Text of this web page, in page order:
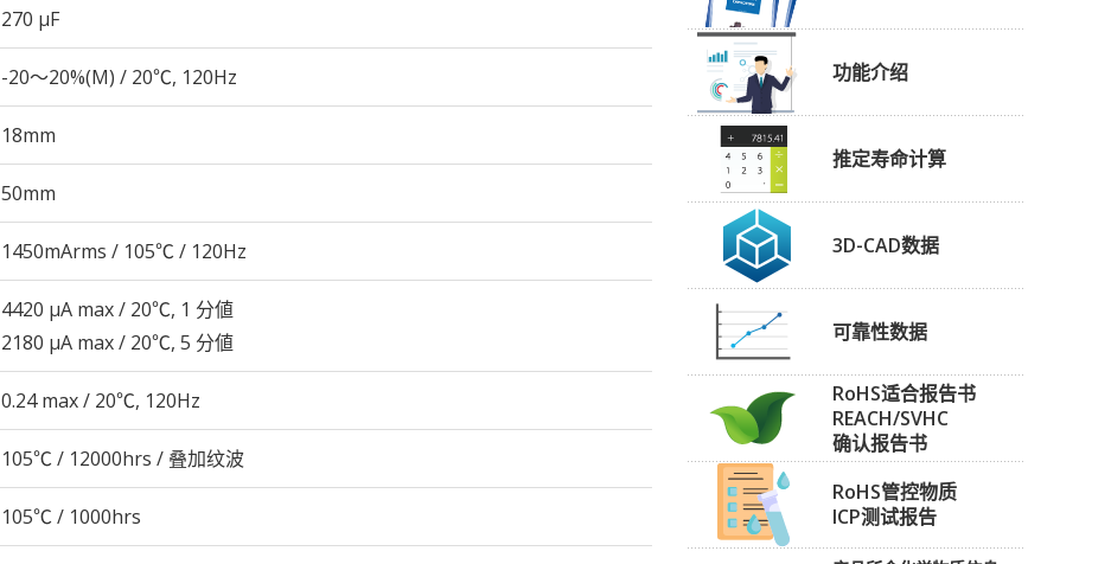
270 µF
-20～20%(M) / 20℃, 120Hz
18mm
50mm
1450mArms / 105℃ / 120Hz
4420 μA max / 20℃, 1 分値
2180 μA max / 20℃, 5 分値
0.24 max / 20℃, 120Hz
105℃ / 12000hrs / 叠加纹波
105℃ / 1000hrs
功能介绍
推定寿命计算
3D-CAD数据
可靠性数据
RoHS适合报告书
REACH/SVHC
确认报告书
RoHS管控物质
ICP测试报告